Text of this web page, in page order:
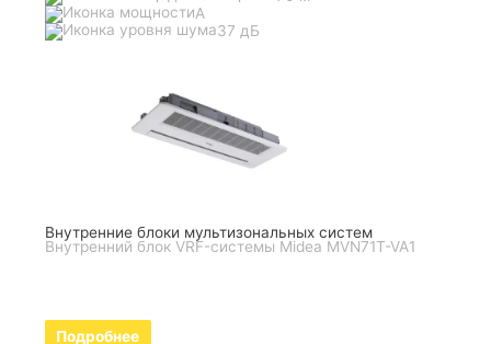
A
37 дБ
Внутренние блоки мультизональных систем
Внутренний блок VRF-системы Midea MVN71T-VA1
Подробнее